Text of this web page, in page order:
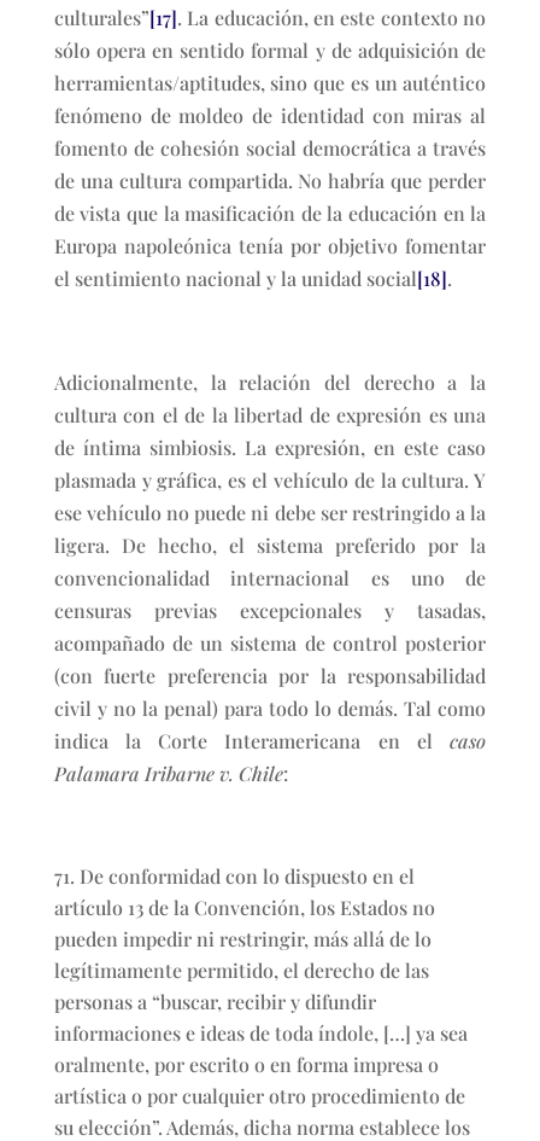
culturales”[17]. La educación, en este contexto no
sólo opera en sentido formal y de adquisición de
herramientas/aptitudes, sino que es un auténtico
fenómeno de moldeo de identidad con miras al
fomento de cohesión social democrática a través
de una cultura compartida. No habría que perder
de vista que la masificación de la educación en la
Europa napoleónica tenía por objetivo fomentar
el sentimiento nacional y la unidad social[18].
Adicionalmente, la relación del derecho a la
cultura con el de la libertad de expresión es una
de íntima simbiosis. La expresión, en este caso
plasmada y gráfica, es el vehículo de la cultura. Y
ese vehículo no puede ni debe ser restringido a la
ligera. De hecho, el sistema preferido por la
convencionalidad internacional es uno de
censuras previas excepcionales y tasadas,
acompañado de un sistema de control posterior
(con fuerte preferencia por la responsabilidad
civil y no la penal) para todo lo demás. Tal como
indica la Corte Interamericana en elcaso
Palamara Iribarne v. Chile:
De conformidad con lo dispuesto en el
artículo 13 de la Convención, los Estados no
pueden impedir ni restringir, más allá de lo
legítimamente permitido, el derecho de las
personas a “buscar, recibir y difundir
informaciones e ideas de toda índole, […] ya sea
oralmente, por escrito o en forma impresa o
artística o por cualquier otro procedimiento de
su elección”. Además, dicha norma establece los